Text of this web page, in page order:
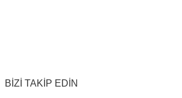
BİZİ TAKİP EDİN